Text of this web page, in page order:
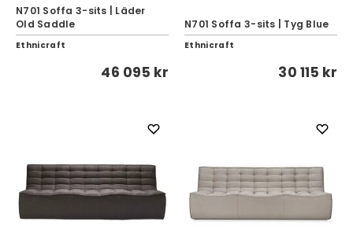
N701 Soffa 3-sits | Läder
Old Saddle
Ethnicraft
46 095 kr
N701 Soffa 3-sits | Tyg Blue
Ethnicraft
30 115 kr